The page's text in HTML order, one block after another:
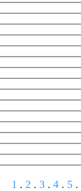
1 . 2 . 3 . 4 . 5 .